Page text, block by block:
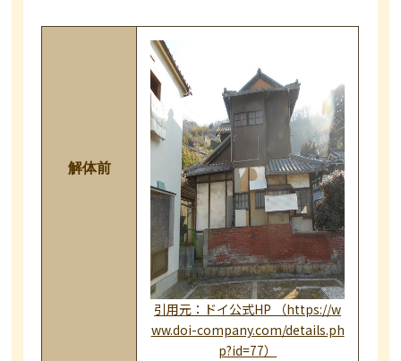
解体前
引用元：ドイ公式HP （https://w
ww.doi-company.com/details.ph
p?id=77）